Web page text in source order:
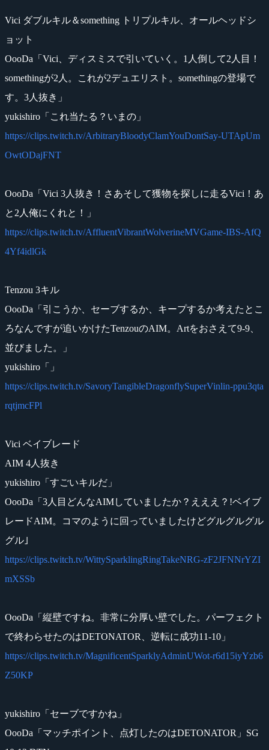
Vici ダブルキル＆something トリプルキル、オールヘッドシ
ョット
OooDa「Vici、ディスミスで引いていく。1人倒して2人目！
somethingが2人。これが2デュエリスト。somethingの登場で
す。3人抜き」
yukishiro「これ当たる？いまの」
https://clips.twitch.tv/ArbitraryBloodyClamYouDontSay-UTApUm
OwtODajFNT
OooDa「Vici 3人抜き！さあそして獲物を探しに走るVici！あ
と2人俺にくれと！」
https://clips.twitch.tv/AffluentVibrantWolverineMVGame-IBS-AfQ
4Yf4idlGk
Tenzou 3キル
OooDa「引こうか、セーブするか、キープするか考えたとこ
ろなんですが追いかけたTenzouのAIM。Artをおさえて9-9、
並びました。」
yukishiro「」
https://clips.twitch.tv/SavoryTangibleDragonflySuperVinlin-ppu3qta
rqtjmcFPl
Vici ベイブレード
AIM 4人抜き
yukishiro「すごいキルだ」
OooDa「3人目どんなAIMしていましたか？えええ？!ベイブ
レードAIM。コマのように回っていましたけどグルグルグル
グル｣
https://clips.twitch.tv/WittySparklingRingTakeNRG-zF2JFNNrYZI
mXSSb
OooDa「縦壁ですね。非常に分厚い壁でした。パーフェクト
で終わらせたのはDETONATOR、逆転に成功11-10」
https://clips.twitch.tv/MagnificentSparklyAdminUWot-r6d15iyYzb6
Z50KP
yukishiro「セーブですかね」
OooDa「マッチポイント、点灯したのはDETONATOR」SG